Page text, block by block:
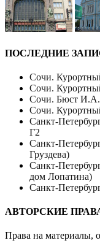
ПОСЛЕДНИЕ
Сочи.
Сочи.
Сочи. Бюст
Сочи.
Санкт-
Г2
Санкт-
Груздева)
Санкт-
дом Лопатина)
Санкт-
АВТОРСКИЕ
Права на материалы,